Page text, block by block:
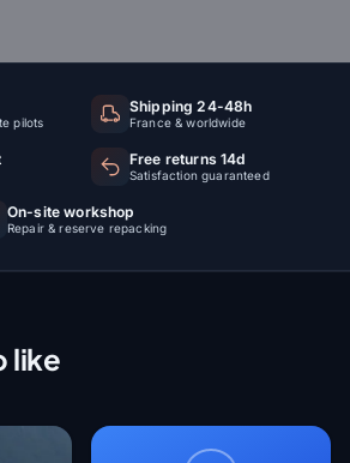
pilots
Shipping 24-48h
France & worldwide
Free returns 14d
Satisfaction guaranteed
On-site workshop
Repair & reserve repacking
like